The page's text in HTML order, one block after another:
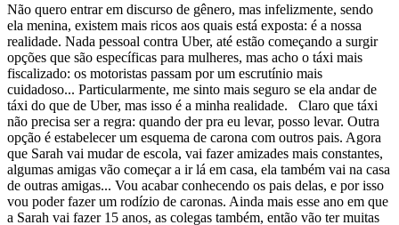
Não quero entrar em discurso de gênero, mas infelizmente, sendo
ela menina, existem mais ricos aos quais está exposta: é a nossa
realidade. Nada pessoal contra Uber, até estão começando a surgir
opções que são específicas para mulheres, mas acho o táxi mais
fiscalizado: os motoristas passam por um escrutínio mais
cuidadoso... Particularmente, me sinto mais seguro se ela andar de
táxi do que de Uber, mas isso é a minha realidade.
Claro que táxi
não precisa ser a regra: quando der pra eu levar, posso levar. Outra
opção é estabelecer um esquema de carona com outros pais. Agora
que Sarah vai mudar de escola, vai fazer amizades mais constantes,
algumas amigas vão começar a ir lá em casa, ela também vai na casa
de outras amigas... Vou acabar conhecendo os pais delas, e por isso
vou poder fazer um rodízio de caronas. Ainda mais esse ano em que
a Sarah vai fazer 15 anos, as colegas também, então vão ter muitas